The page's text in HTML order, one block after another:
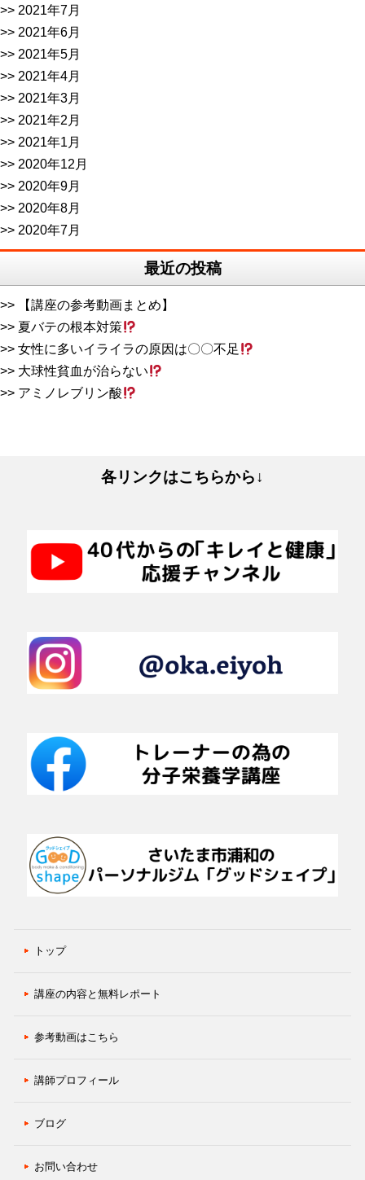
2021年7月
2021年6月
2021年5月
2021年4月
2021年3月
2021年2月
2021年1月
2020年12月
2020年9月
2020年8月
2020年7月
最近の投稿
【講座の参考動画まとめ】
夏バテの根本対策
女性に多いイライラの原因は〇〇不足
大球性貧血が治らない
アミノレブリン酸
各リンクはこちらから↓
トップ
講座の内容と無料レポート
参考動画はこちら
講師プロフィール
ブログ
お問い合わせ